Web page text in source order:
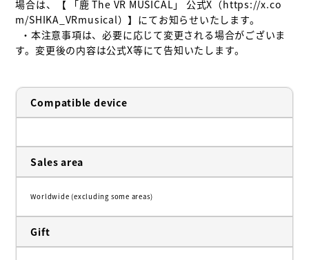
場合は、【 「鹿 The VR MUSICAL」 公式X（https://x.co
m/SHIKA_VRmusical）】にてお知らせいたします。
す。変更後の内容は公式X等にて告知いたします。
Compatible device
Sales area
Worldwide (excluding some areas)
Gift